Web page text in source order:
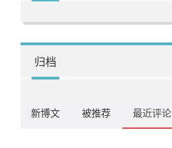
归档
新博文 被推荐 最近评论